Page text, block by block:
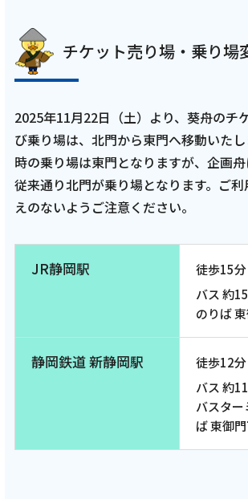
チケット売り場・乗り場
2025年11月22日（土）より、葵舟のチ
び乗り場は、北門から東門へ移動いた
時の乗り場は東門となりますが、企画
従来通り北門が乗り場となります。ご
えのないようご注意ください。
JR静岡駅
徒歩15分
バス 約
のりば 東
静岡鉄道 新静岡駅
徒歩12分
バス 約
バスター
ば 東御門